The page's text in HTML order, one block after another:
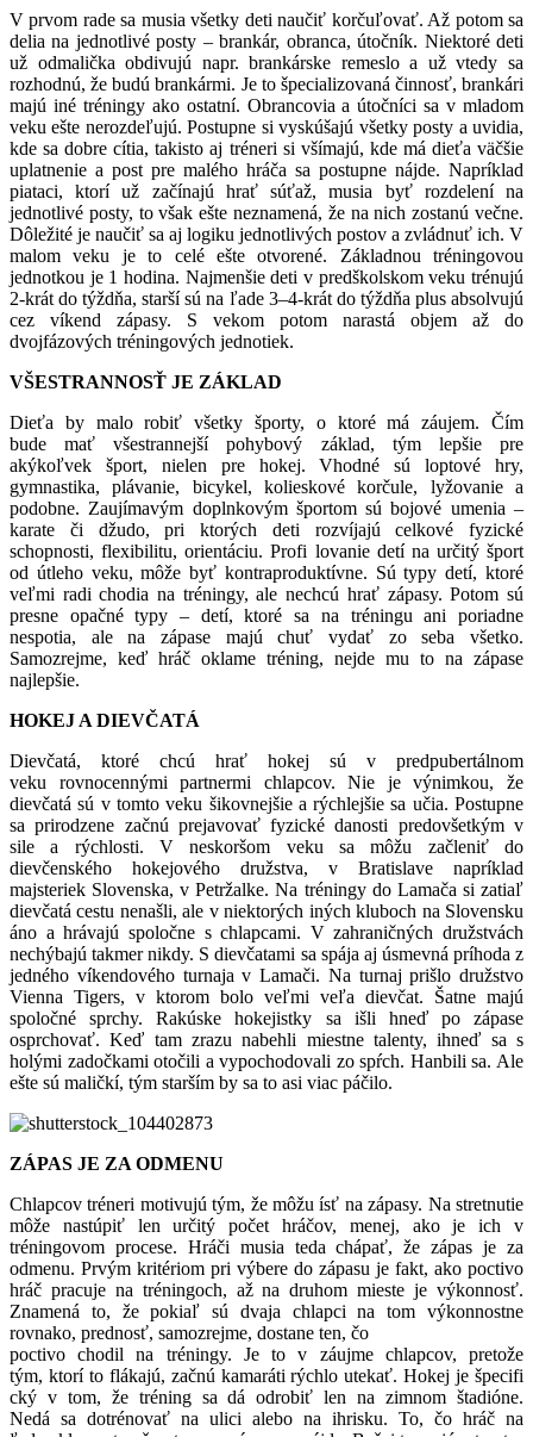
V prvom rade sa musia všetky deti naučiť korčuľovať. Až potom sa
delia na jednotlivé posty – brankár, obranca, útočník. Niektoré deti
už odmalička obdivujú napr. brankárske remeslo a už vtedy sa
rozhodnú, že budú brankármi. Je to špecializovaná činnosť, brankári
majú iné tréningy ako ostatní. Obrancovia a útočníci sa v mladom
veku ešte nerozdeľujú. Postupne si vyskúšajú všetky posty a uvidia,
kde sa dobre cítia, takisto aj tréneri si všímajú, kde má dieťa väčšie
uplatnenie a post pre malého hráča sa postupne nájde. Napríklad
piataci, ktorí už začínajú hrať súťaž, musia byť rozdelení na
jednotlivé posty, to však ešte neznamená, že na nich zostanú večne.
Dôležité je naučiť sa aj logiku jednotlivých postov a zvládnuť ich. V
malom veku je to celé ešte otvorené. Základnou tréningovou
jednotkou je 1 hodina. Najmenšie deti v predškolskom veku trénujú
2-krát do týždňa, starší sú na ľade 3–4-krát do týždňa plus absolvujú
cez víkend zápasy. S vekom potom narastá objem až do
dvojfázových tréningových jednotiek.
VŠESTRANNOSŤ JE ZÁKLAD
Dieťa by malo robiť všetky športy, o ktoré má záujem. Čím
bude mať všestrannejší pohybový základ, tým lepšie pre
akýkoľvek šport, nielen pre hokej. Vhodné sú loptové hry,
gymnastika, plávanie, bicykel, kolieskové korčule, lyžovanie a
podobne. Zaujímavým doplnkovým športom sú bojové umenia –
karate či džudo, pri ktorých deti rozvíjajú celkové fyzické
schopnosti, flexibilitu, orientáciu. Profi lovanie detí na určitý šport
od útleho veku, môže byť kontraproduktívne. Sú typy detí, ktoré
veľmi radi chodia na tréningy, ale nechcú hrať zápasy. Potom sú
presne opačné typy – detí, ktoré sa na tréningu ani poriadne
nespotia, ale na zápase majú chuť vydať zo seba všetko.
Samozrejme, keď hráč oklame tréning, nejde mu to na zápase
najlepšie.
HOKEJ A DIEVČATÁ
Dievčatá, ktoré chcú hrať hokej sú v predpubertálnom
veku rovnocennými partnermi chlapcov. Nie je výnimkou, že
dievčatá sú v tomto veku šikovnejšie a rýchlejšie sa učia. Postupne
sa prirodzene začnú prejavovať fyzické danosti predovšetkým v
sile a rýchlosti. V neskoršom veku sa môžu začleniť do
dievčenského hokejového družstva, v Bratislave napríklad
majsteriek Slovenska, v Petržalke. Na tréningy do Lamača si zatiaľ
dievčatá cestu nenašli, ale v niektorých iných kluboch na Slovensku
áno a hrávajú spoločne s chlapcami. V zahraničných družstvách
nechýbajú takmer nikdy. S dievčatami sa spája aj úsmevná príhoda z
jedného víkendového turnaja v Lamači. Na turnaj prišlo družstvo
Vienna Tigers, v ktorom bolo veľmi veľa dievčat. Šatne majú
spoločné sprchy. Rakúske hokejistky sa išli hneď po zápase
osprchovať. Keď tam zrazu nabehli miestne talenty, ihneď sa s
holými zadočkami otočili a vypochodovali zo spŕch. Hanbili sa. Ale
ešte sú maličkí, tým starším by sa to asi viac páčilo.
ZÁPAS JE ZA ODMENU
Chlapcov tréneri motivujú tým, že môžu ísť na zápasy. Na stretnutie
môže nastúpiť len určitý počet hráčov, menej, ako je ich v
tréningovom procese. Hráči musia teda chápať, že zápas je za
odmenu. Prvým kritériom pri výbere do zápasu je fakt, ako poctivo
hráč pracuje na tréningoch, až na druhom mieste je výkonnosť.
Znamená to, že pokiaľ sú dvaja chlapci na tom výkonnostne
rovnako, prednosť, samozrejme, dostane ten, čo
poctivo chodil na tréningy. Je to v záujme chlapcov, pretože
tým, ktorí to flákajú, začnú kamaráti rýchlo utekať. Hokej je špecifi
cký v tom, že tréning sa dá odrobiť len na zimnom štadióne.
Nedá sa dotrénovať na ulici alebo na ihrisku. To, čo hráč na